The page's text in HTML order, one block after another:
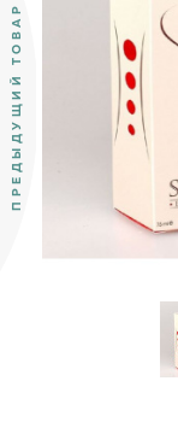
ПРЕДЫДУЩИЙ ТОВАР